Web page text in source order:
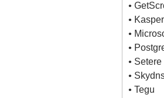
•
•
•
•
•
•
• Tegu